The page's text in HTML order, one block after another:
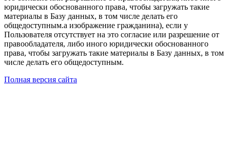
юридически обоснованного права, чтобы загружать такие
материалы в Базу данных, в том числе делать его
общедоступным.а изображение гражданина), если у
Пользователя отсутствует на это согласие или разрешение от
правообладателя, либо иного юридически обоснованного
права, чтобы загружать такие материалы в Базу данных, в том
числе делать его общедоступным.
Полная версия сайта